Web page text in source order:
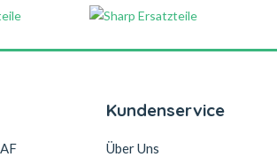
Kundenservice
Über Uns